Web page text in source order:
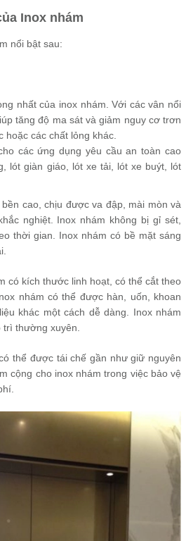
Inox nhám
nổi bật sau:
nhất của inox nhám. Với các vân nổi
tăng độ ma sát và giảm nguy cơ trơn
các chất lỏng khác.
các ứng dụng yêu cầu an toàn cao
lót giàn giáo, lót xe tải, lót xe buýt, lót
cao, chịu được va đập, mài mòn và
nghiệt. Inox nhám không bị gỉ sét,
thời gian. Inox nhám có bề mặt sáng
có kích thước linh hoạt, có thể cắt theo
nhám có thể được hàn, uốn, khoan
khác một cách dễ dàng. Inox nhám
thường xuyên.
thể được tái chế gần như giữ nguyên
cộng cho inox nhám trong việc bảo vệ